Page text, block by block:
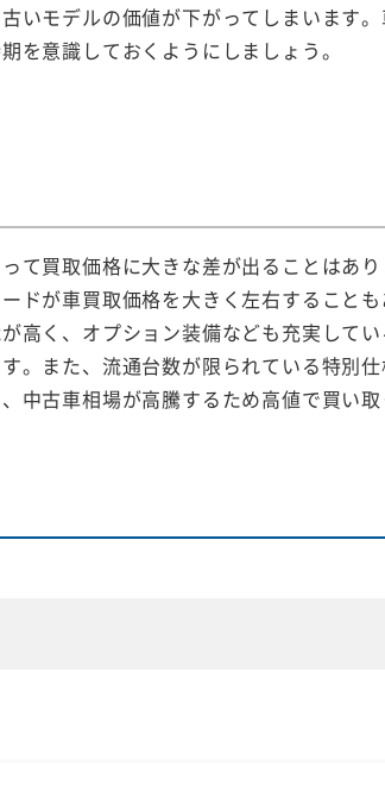
いモデルの価値が下がってしまいます。
を意識しておくようにしましょう。
て買取価格に大きな差が出ることはあ
ドが車買取価格を大きく左右することも
高く、オプション装備なども充実して
。また、流通台数が限られている特別
中古車相場が高騰するため高値で買い取